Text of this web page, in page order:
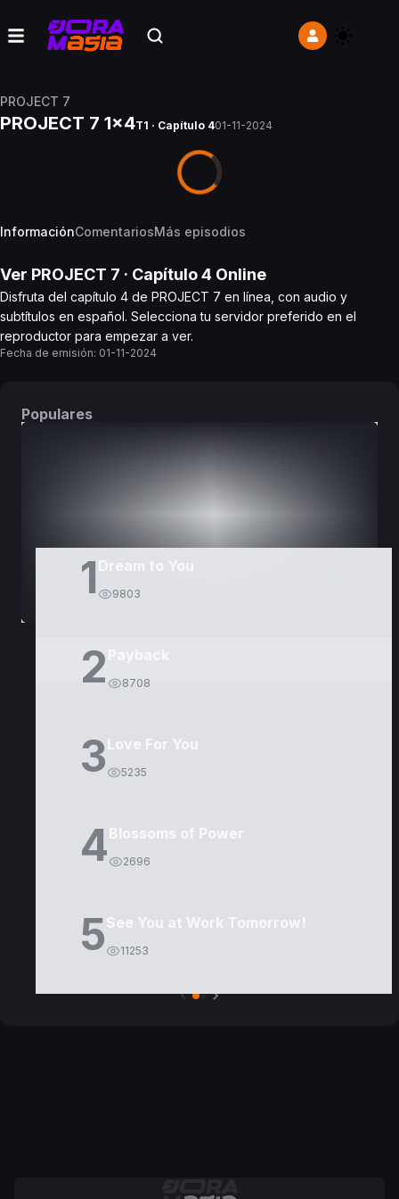
PROJECT 7
PROJECT 7 1x4T1 · Capítulo 401-11-2024
InformaciónComentariosMás episodios
Ver PROJECT 7 · Capítulo4 Online
Disfruta del capítulo 4 de PROJECT 7 en línea, con audio y
subtítulos en español. Selecciona tu servidor preferido en el
reproductor para empezar a ver.
Fecha de emisión: 01-11-2024
Populares
1 Dream to You
9803
2 8708
3Love For You
5235
4Blossoms of Power
2696
5See You at Work Tomorrow!
11253